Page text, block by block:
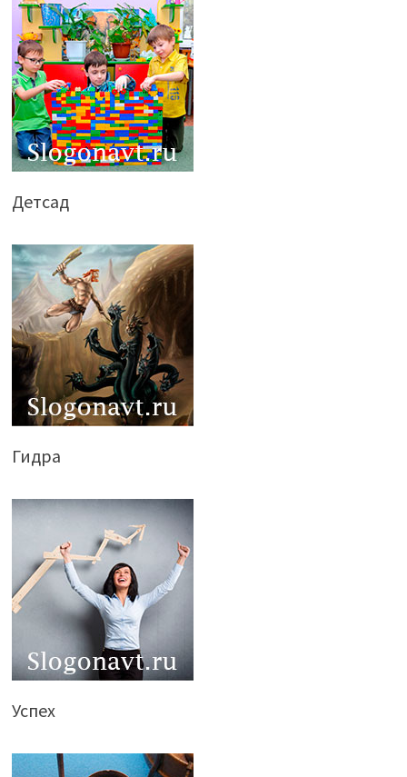
Детсад
Гидра
Успех